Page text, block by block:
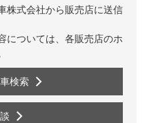
株式会社から販売店に送信
については、各販売店のホ
検索